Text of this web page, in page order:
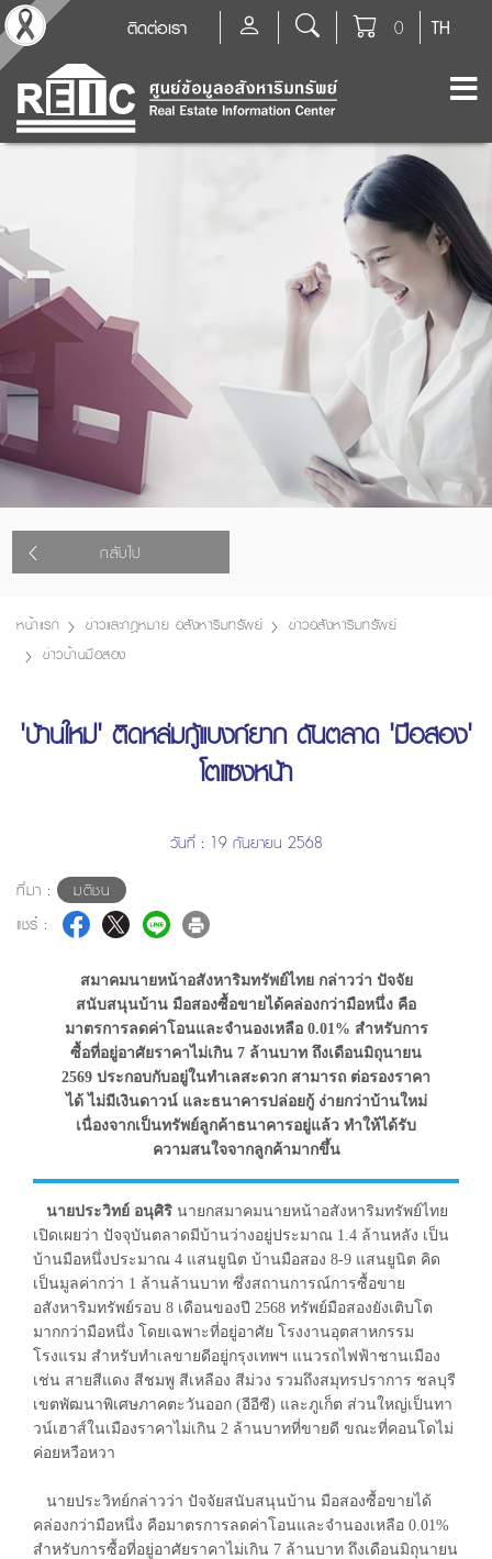
TH
0
ติดต่อเรา
กลับไป
หน้าแรก ข่าวและกฎหมาย อสังหาริมทรัพย์
ข่าวอสังหาริมทรัพย์
ข่าวบ้านมือสอง
'บ้านใหม่' ติดหล่มกู้แบงก์ยาก ดันตลาด 'มือสอง'
โตแซงหน้า
วันที่ : 19 กันยายน 2568
ที่มา :
มติชน
แชร์ :
สมาคมนายหน้าอสังหาริมทรัพย์ไทย กล่าวว่า ปัจจัย
สนับสนุนบ้าน มือสองซื้อขายได้คล่องกว่ามือหนึ่ง คือ
มาตรการลดค่าโอนและจำนองเหลือ 0.01% สำหรับการ
ซื้อที่อยู่อาศัยราคาไม่เกิน 7 ล้านบาท ถึงเดือนมิถุนายน
2569 ประกอบกับอยู่ในทำเลสะดวก สามารถ ต่อรองราคา
ได้ ไม่มีเงินดาวน์ และธนาคารปล่อยกู้ ง่ายกว่าบ้านใหม่
เนื่องจากเป็นทรัพย์ลูกค้าธนาคารอยู่แล้ว ทำให้ได้รับ
ความสนใจจากลูกค้ามากขึ้น
นายประวิทย์ อนุศิริ นายกสมาคมนายหน้าอสังหาริมทรัพย์ไทย
เปิดเผยว่า ปัจจุบันตลาดมีบ้านว่างอยู่ประมาณ 1.4 ล้านหลัง เป็น
บ้านมือหนึ่งประมาณ 4 แสนยูนิต บ้านมือสอง 8-9 แสนยูนิต คิด
เป็นมูลค่ากว่า 1 ล้านล้านบาท ซึ่งสถานการณ์การซื้อขาย
อสังหาริมทรัพย์รอบ 8 เดือนของปี 2568 ทรัพย์มือสองยังเติบโต
มากกว่ามือหนึ่ง โดยเฉพาะที่อยู่อาศัย โรงงานอุตสาหกรรม
โรงแรม สำหรับทำเลขายดีอยู่กรุงเทพฯ แนวรถไฟฟ้าชานเมือง
เช่น สายสีแดง สีชมพู สีเหลือง สีม่วง รวมถึงสมุทรปราการ ชลบุรี
เขตพัฒนาพิเศษภาคตะวันออก (อีอีซี) และภูเก็ต ส่วนใหญ่เป็นทา
วน์เฮาส์ในเมืองราคาไม่เกิน 2 ล้านบาทที่ขายดี ขณะที่คอนโดไม่
ค่อยหวือหวา
นายประวิทย์กล่าวว่า ปัจจัยสนับสนุนบ้าน มือสองซื้อขายได้
คล่องกว่ามือหนึ่ง คือมาตรการลดค่าโอนและจำนองเหลือ 0.01%
สำหรับการซื้อที่อยู่อาศัยราคาไม่เกิน 7 ล้านบาท ถึงเดือนมิถุนายน